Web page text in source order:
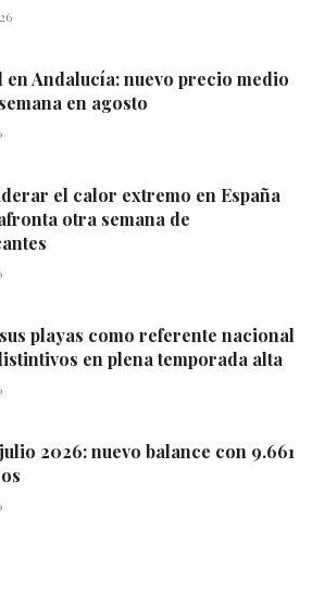
Andalucía: nuevo precio medio
en agosto
el calor extremo en España
otra semana de
playas como referente nacional
en plena temporada alta
2026: nuevo balance con 9.661